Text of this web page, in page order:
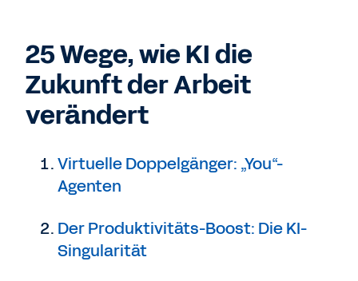
25 Wege, wie KI die
Zukunft der Arbeit
verändert
Virtuelle Doppelgänger: „You“-
Agenten
Der Produktivitäts-Boost: Die KI-
Singularität